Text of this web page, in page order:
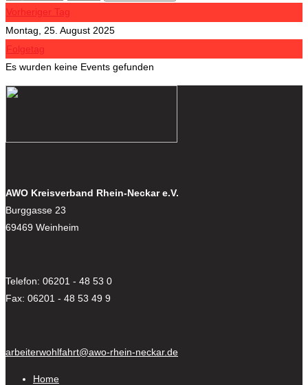
Vorheriger Tag
Montag, 25. August 2025
Folgetag
Es wurden keine Events gefunden
AWO Kreisverband Rhein-Neckar e.V.
Burggasse 23
69469 Weinheim
Telefon: 06201 - 48 53 0
Fax: 06201 - 48 53 49 9
arbeiterwohlfahrt@awo-rhein-neckar.de
Home